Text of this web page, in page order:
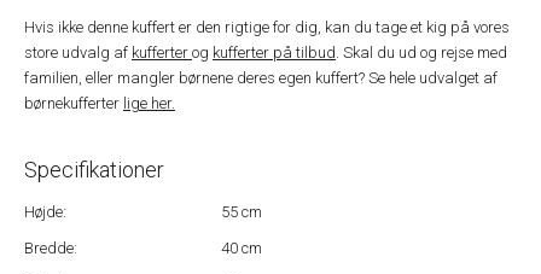
Hvis ikke denne kuffert er den rigtige for dig, kan du tage et kig på vores
store udvalg af kufferter og kufferter på tilbud. Skal du ud og rejse med
familien, eller mangler børnene deres egen kuffert? Se hele udvalget af
børnekufferter lige her.
Specifikationer
Højde:
55 cm
Bredde:
40 cm